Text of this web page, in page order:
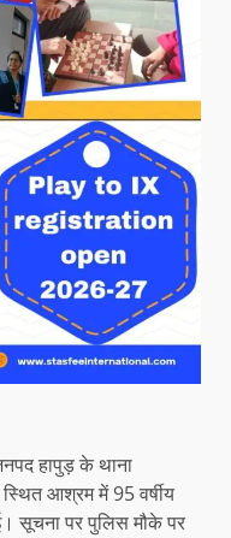
हापुड़ के थाना
आश्रम में 95 वर्षीय
सूचना पर पुलिस मौके पर